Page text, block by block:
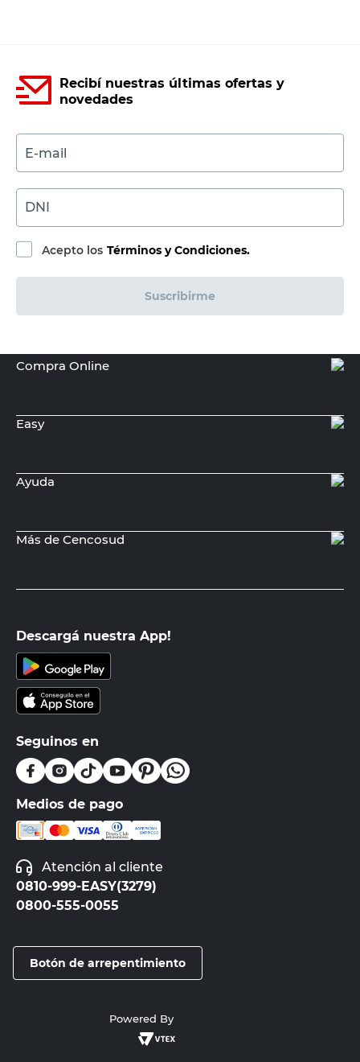
Recibí nuestras últimas ofertas y
novedades
E-mail
DNI
Acepto los Términos y Condiciones.
Suscribirme
Compra Online
Easy
Ayuda
Más de Cencosud
Descargá nuestra App!
Seguinos en
Medios de pago
Atención al cliente
0810-999-EASY(3279)
0800-555-0055
Botón de arrepentimiento
Powered By